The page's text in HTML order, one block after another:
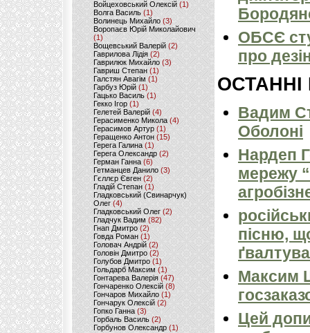
Войцеховський Олексій(1)
Волга Василь (1)
Волинець Михайло (3)
Воропаєв Юрій Миколайович
(1)
Вощевський Валерій(2)
Гаврилова Лідія (2)
Гаврилюк Михайло (3)
Гавриш Степан (1)
Галстян Авагім (1)
Гарбуз Юрій (1)
Гацько Василь (1)
Гекко Ігор(1)
Гелетей Валерій (4)
Герасименко Микола (4)
Герасимов Артур (1)
Геращенко Антон(15)
Герега Галина (1)
Герега Олександр (2)
Герман Ганна (6)
Гетманцев Данило (3)
Гєллєр Євген (2)
Гладій Степан(1)
Гладковський (Свинарчук)
Олег (4)
Гладковський Олег (2)
Гладчук Вадим (82)
Гнап Дмитро (2)
Говда Роман(1)
Головач Андрій (2)
Головін Дмитро (2)
Голубов Дмитро (1)
Гольдарб Максим(1)
Гонтарева Валерія (47)
Гончаренко Олексій(8)
Гончаров Михайло (1)
Гончарук Олексій (2)
Гопко Ганна (3)
Горбаль Василь (2)
Горбунов Олександр (1)
ОБСЄ
про
ОСТАННІ
Вадим
Оболоні
Нардеп
мережу
пісню,
Максим
Цей